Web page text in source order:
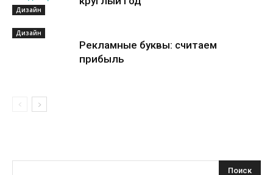
Дизайн
Дизайн
Рекламные буквы: считаем
прибыль